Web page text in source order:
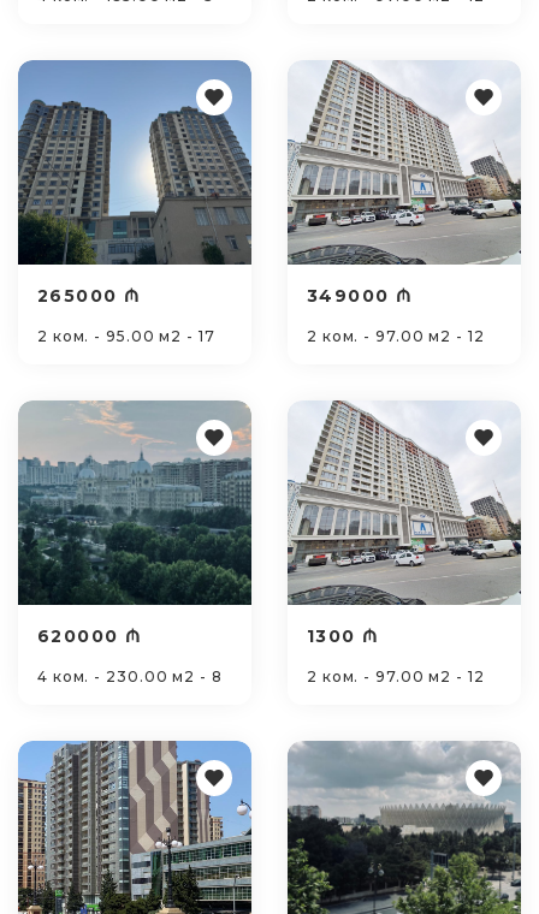
265000 ₼
2 ком. - 95.00 м2 - 17
349000 ₼
2 ком. - 97.00 м2 - 12
620000 ₼
4 ком. - 230.00 м2 - 8
1300 ₼
2 ком. - 97.00 м2 - 12